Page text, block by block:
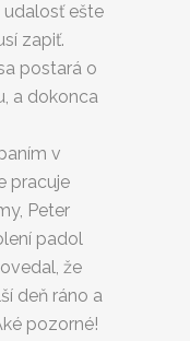
udalosť ešte
zapiť.
postará o
a dokonca
v
pracuje
Peter
padol
že
deň ráno a
pozorné!